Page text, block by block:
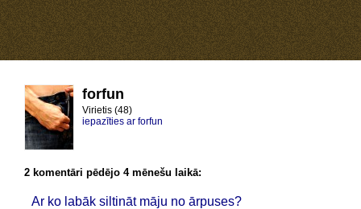
forfun
Virietis (48)
iepazīties ar forfun
2 komentāri pēdējo 4 mēnešu laikā:
Ar ko labāk siltināt māju no ārpuses?